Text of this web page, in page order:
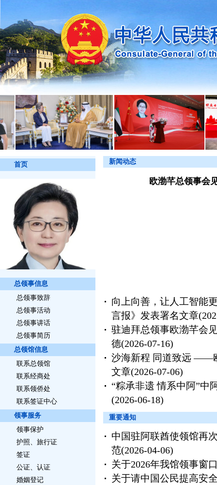
首页
总领事信息
总领事致辞
总领事活动
总领事讲话
总领事简历
总领馆信息
联系总领馆
联系经商处
联系领侨处
联系签证中心
领事服务
领事保护
护照、旅行证
签证
公证、认证
婚姻登记
新闻动态
欧渤芊总领事会
向上向善，让人工智能
言报》发表署名文章
驻迪拜总领事欧渤芊会
德(2026-07-16)
沙海新程 同道致远 ——
文章(2026-07-06)
“粽承非遗 情系中阿”中
(2026-06-18)
重要通知
中国驻阿联酋使领馆再
范(2026-04-06)
关于2026年我馆领事窗
关于请中国公民提高安